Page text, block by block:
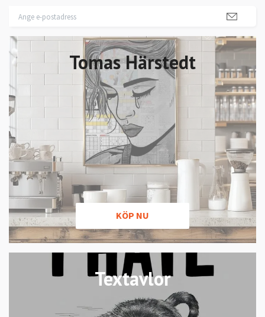
Tomas Härstedt
KÖP NU
Textavlor